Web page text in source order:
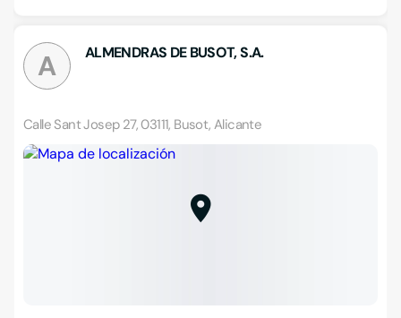
A ALMENDRAS DE BUSOT, S.A.
Calle Sant Josep 27, 03111, Busot, Alicante